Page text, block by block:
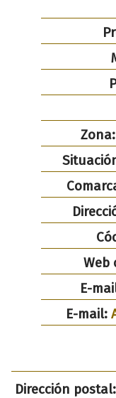
Zona:
Web
E-
E-mail:
Dirección postal: